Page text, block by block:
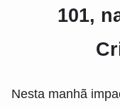
101,
Nesta manhã